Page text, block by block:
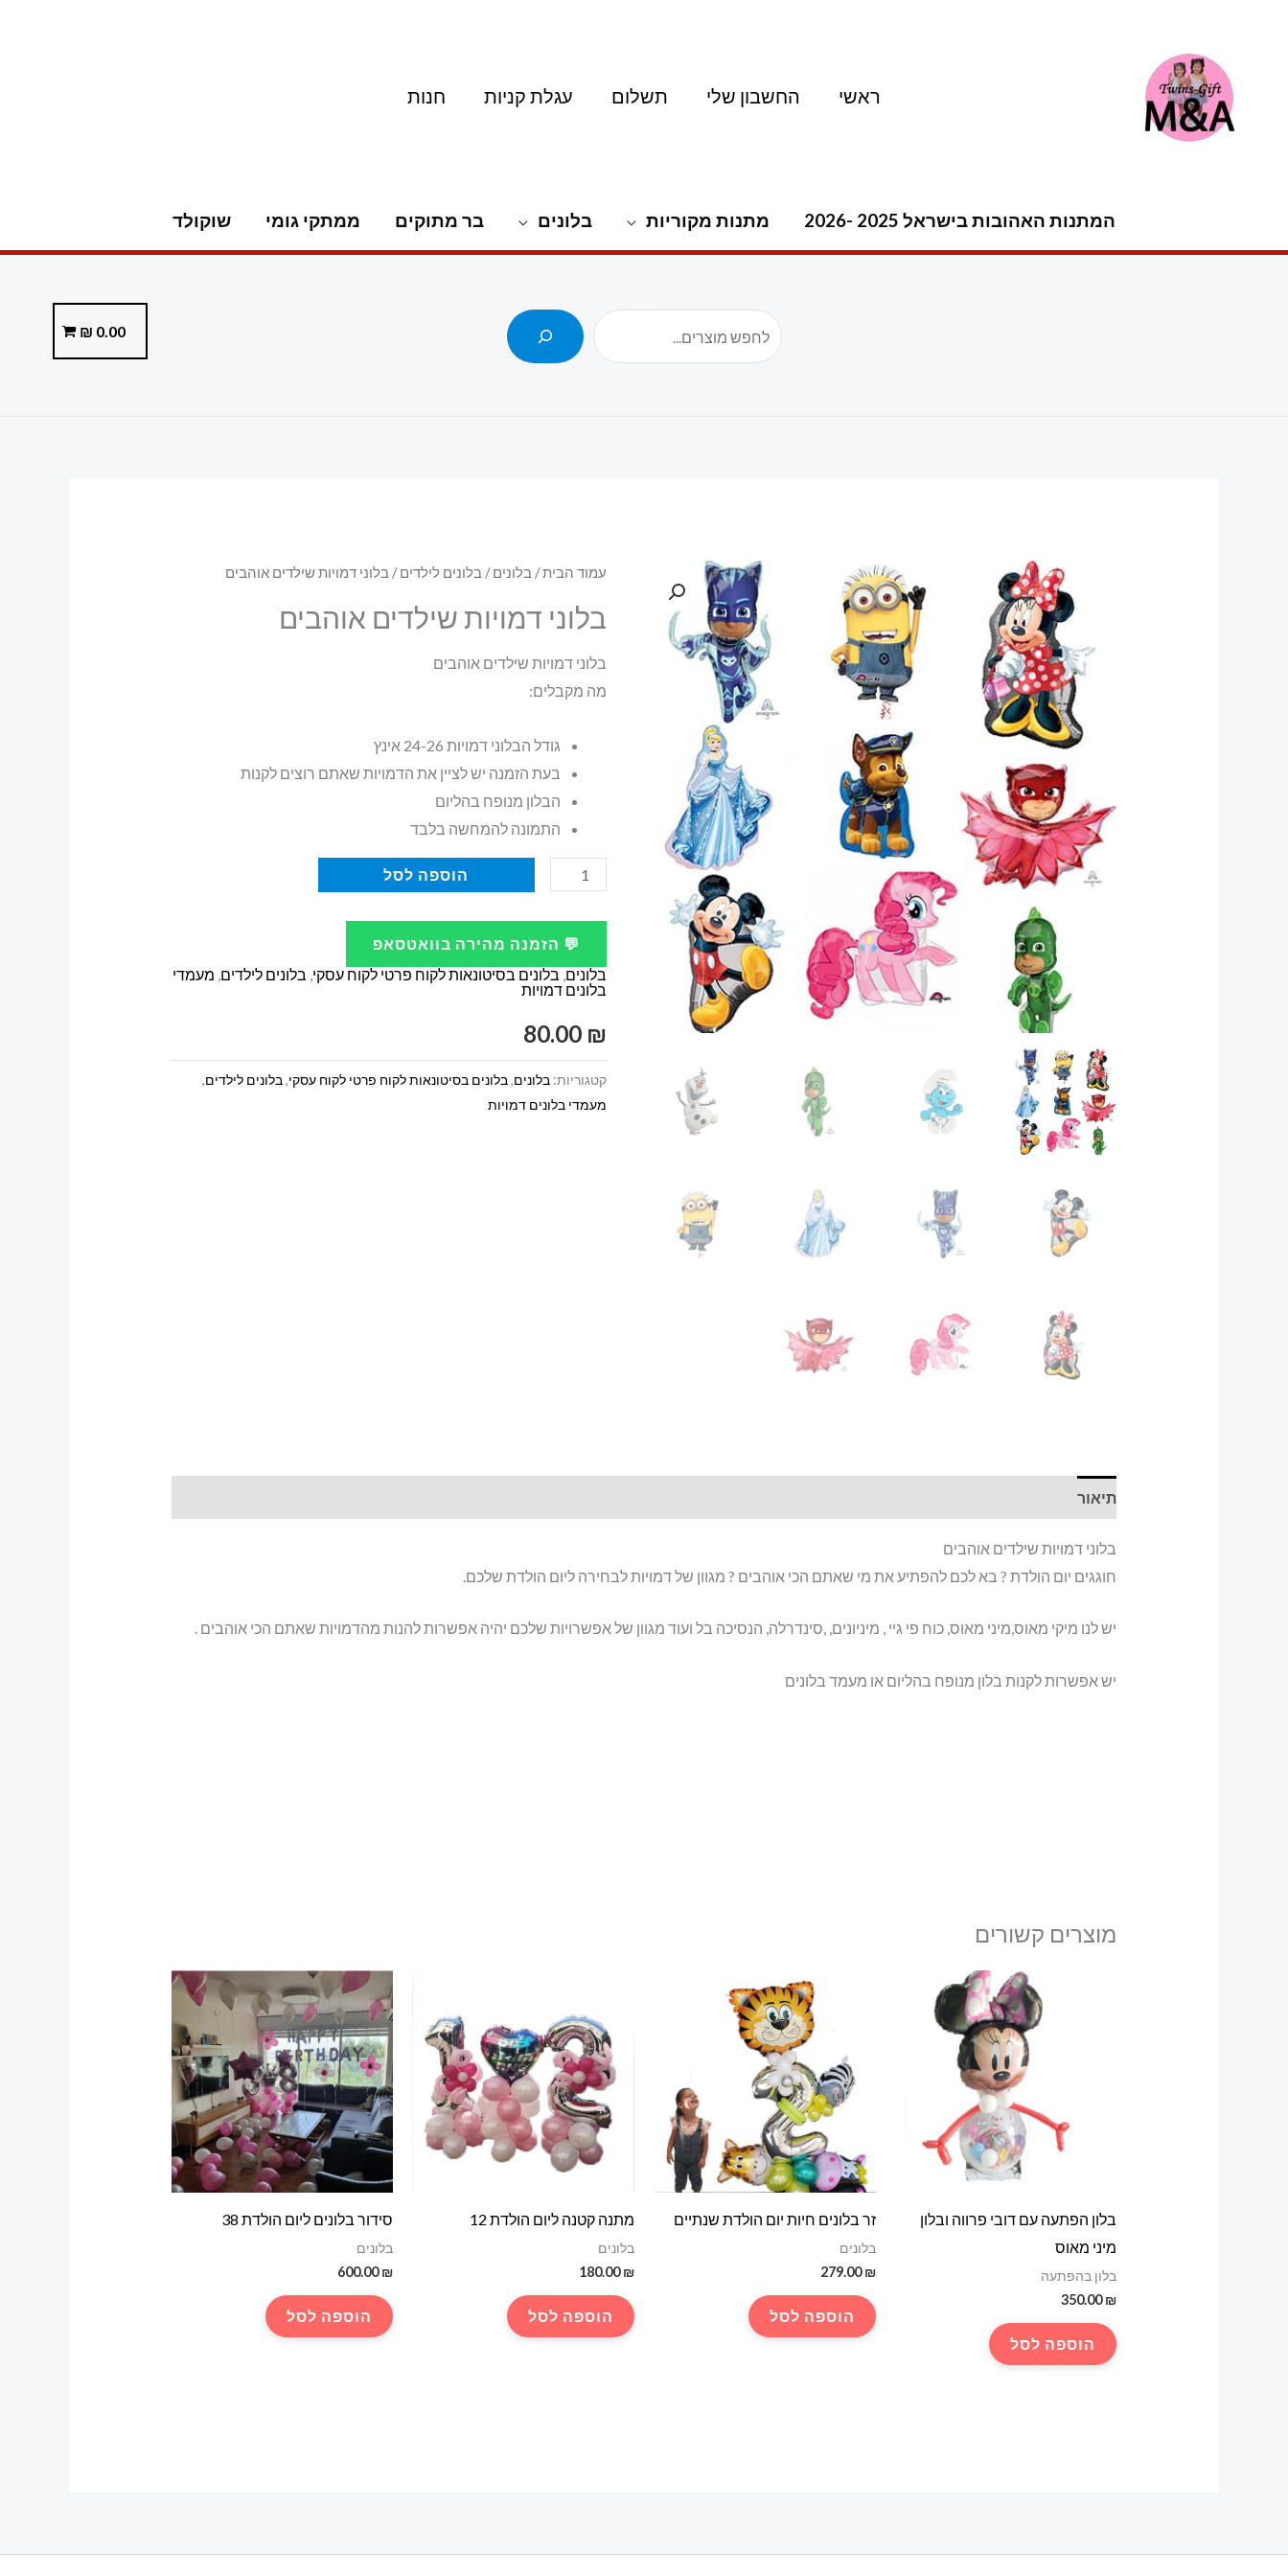
ראשי החשבון שלי תשלום עגלת קניות חנות
המתנות האהובות בישראל 2025 -2026 מתנות מקוריות בלונים בר מתוקים ממתקי גומי שוקולד
0.00
₪
עמוד הבית/ בלונים/ בלונים לילדים/ בלוני דמויות שילדים אוהבים
בלוני דמויות שילדים אוהבים
בלוני דמויות שילדים אוהבים
מה מקבלים:
גודל הבלוני דמויות 24-26 אינץ
בעת הזמנה יש לציין את הדמויות שאתם רוצים לקנות
הבלון מנופח בהליום
התמונה להמחשה בלבד
כמות
בלוני
דמויות
שילדים
הוספה לסל
💬 הזמנה מהירה בוואטסאפ
בלונים, בלונים בסיטונאות לקוח פרטי לקוח עסקי, בלונים לילדים, מעמדי
בלונים דמויות
80.00 ₪
קטגוריות:בלונים,בלונים בסיטונאות לקוח פרטי לקוח עסקי,בלונים לילדים,
מעמדי בלונים דמויות
תיאור
בלוני דמויות שילדים אוהבים
חוגגים יום הולדת ? בא לכם להפתיע את מי שאתם הכי אוהבים ? מגוון של דמויות לבחירה ליום הולדת שלכם.
יש לנו מיקי מאוס,מיני מאוס, כוח פי גיי , מיניונים, ,סינדרלה, הנסיכה בל ועוד מגוון של אפשרויות שלכם יהיה אפשרות להנות מהדמויות שאתם הכי אוהבים .
יש אפשרות לקנות בלון מנופח בהליום או מעמד בלונים
מוצרים קשורים
בלון הפתעה עם דובי פרווה ובלון
מיני מאוס
בלון בהפתעה
350.00₪
הוספה לסל
זר בלונים חיות יום הולדת שנתיים
בלונים
279.00₪
הוספה לסל
מתנה קטנה ליום הולדת 12
בלונים
180.00₪
הוספה לסל
סידור בלונים ליום הולדת 38
בלונים
600.00₪
הוספה לסל